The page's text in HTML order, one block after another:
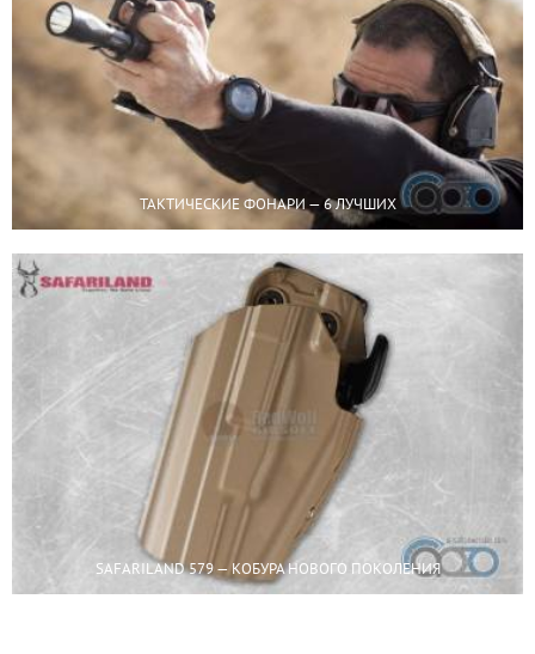
ТАКТИЧЕСКИЕ ФОНАРИ — 6 ЛУЧШИХ
SAFARILAND 579 — КОБУРА НОВОГО ПОКОЛЕНИЯ